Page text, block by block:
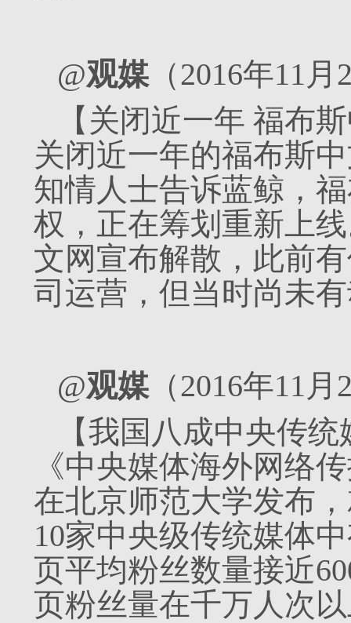
@观媒 （2016年11
【关闭近一年 福布
关闭近一年的福布斯
知情人士告诉蓝鲸，
权，正在筹划重新上
文网宣布解散，此前
司运营，但当时尚未
@观媒 （2016年11
【我国八成中央传
《中央媒体海外网络
在北京师范大学发布
10家中央级传统媒体
页平均粉丝数量接近
页粉丝量在千万人次